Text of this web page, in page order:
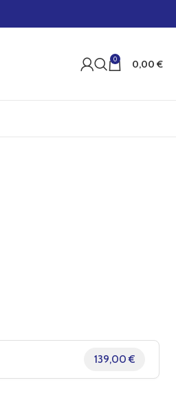
0 0,00 €
139,00 €